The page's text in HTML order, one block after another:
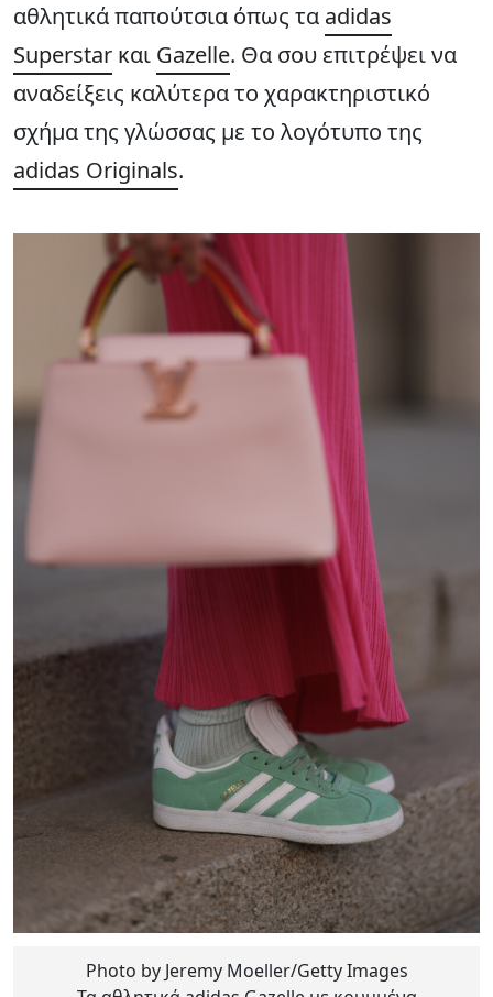
αθλητικά παπούτσια όπως τα adidas
Superstar και Gazelle. Θα σου επιτρέψει να
αναδείξεις καλύτερα το χαρακτηριστικό
σχήμα της γλώσσας με το λογότυπο της
adidas Originals.
Photo by Jeremy Moeller/Getty Images